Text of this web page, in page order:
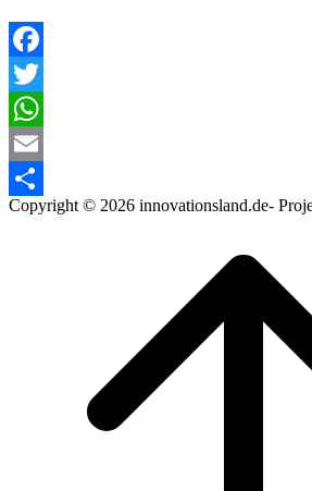
Facebook
Twitter
WhatsApp
Email
Teilen
Copyright © 2026 innovationsland.de-